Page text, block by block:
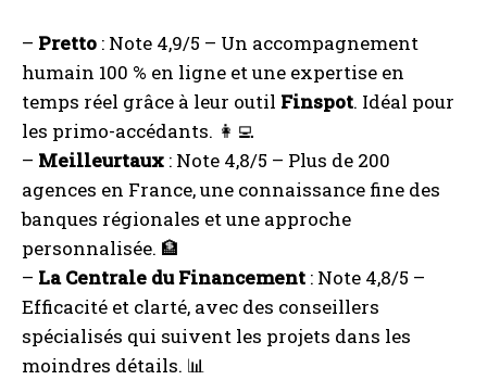
– Pretto : Note 4,9/5 – Un accompagnement
humain 100 % en ligne et une expertise en
temps réel grâce à leur outil Finspot. Idéal pour
les primo-accédants. 👩‍💻
– Meilleurtaux : Note 4,8/5 – Plus de 200
agences en France, une connaissance fine des
banques régionales et une approche
personnalisée. 🏦
– La Centrale du Financement : Note 4,8/5 –
Efficacité et clarté, avec des conseillers
spécialisés qui suivent les projets dans les
moindres détails. 📊